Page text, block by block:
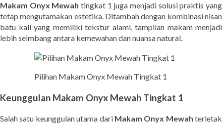
Makam Onyx Mewah tingkat 1 juga menjadi solusi praktis yang
tetap mengutamakan estetika. Ditambah dengan kombinasi nisan
batu kali yang memiliki tekstur alami, tampilan makam menjadi
lebih seimbang antara kemewahan dan nuansa natural.
Pilihan Makam Onyx Mewah Tingkat 1
Keunggulan Makam Onyx Mewah Tingkat 1
Salah satu keunggulan utama dari Makam Onyx Mewah terletak